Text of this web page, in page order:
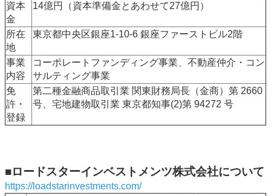
資本
金
14億円（資本準備金とあわせて27億円）
所在
地
東京都中央区銀座1-10-6 銀座ファーストビル2階
事業
内容
コーポレートファンディング事業、不動産仲介・コン
サルティング事業
免
許・
登録
第二種金融商品取引業 関東財務局長（金商）第 2660
号、宅地建物取引業 東京都知事(2)第 94272 号
■ロードスターインベストメンツ株式会社について
https://loadstarinvestments.com/